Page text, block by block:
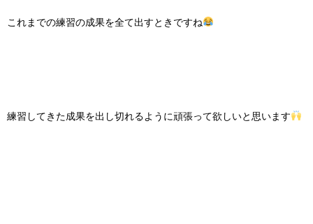
これまでの練習の成果を全て出すときですね
練習してきた成果を出し切れるように頑張って欲しいと思います